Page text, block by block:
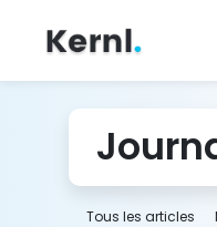
Tous les articles